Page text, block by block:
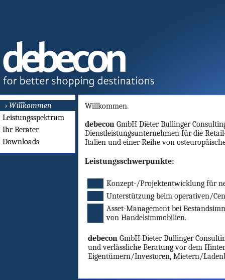
› Willkommen
Leistungsspektrum
Ihr Berater
Downloads
Willkommen.
debecon GmbH Dieter Bullinger
Dienstleistungsunternehmen für die
Italien und einer Reihe von
Leistungsschwerpunkte:
Konzept-/Projektentwicklung für
Unterstützung beim operativen/
Asset-Management bei
von Handelsimmobilien.
debecon GmbH Dieter Bullinger
und verlässliche Beratung vor dem
Eigentümern/Investoren, Mietern/